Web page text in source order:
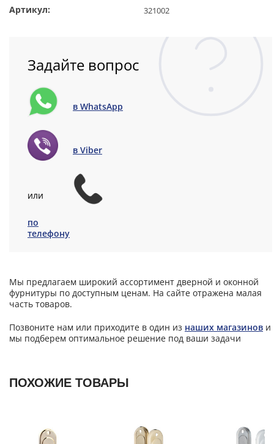
Артикул: 321002
Задайте вопрос
в WhatsApp
в Viber
или
по
телефону
Мы предлагаем широкий ассортимент дверной и оконной
фурнитуры по доступным ценам. На сайте отражена малая
часть товаров.
Позвоните нам или приходите в один из наших магазинов и
мы подберем оптимальное решение под ваши задачи
ПОХОЖИЕ ТОВАРЫ